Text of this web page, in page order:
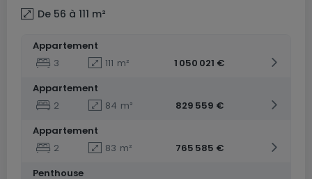
De 56 à 111 m²
Appartement
3
111 m²
1 050 021 €
Appartement
2
84 m²
829 559 €
Appartement
2
83 m²
765 585 €
Penthouse